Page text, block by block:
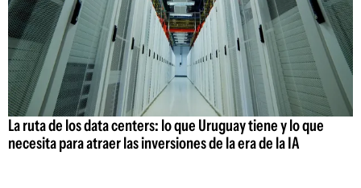
La ruta de los data centers: lo que Uruguay tiene y lo que
necesita para atraer las inversiones de la era de la IA